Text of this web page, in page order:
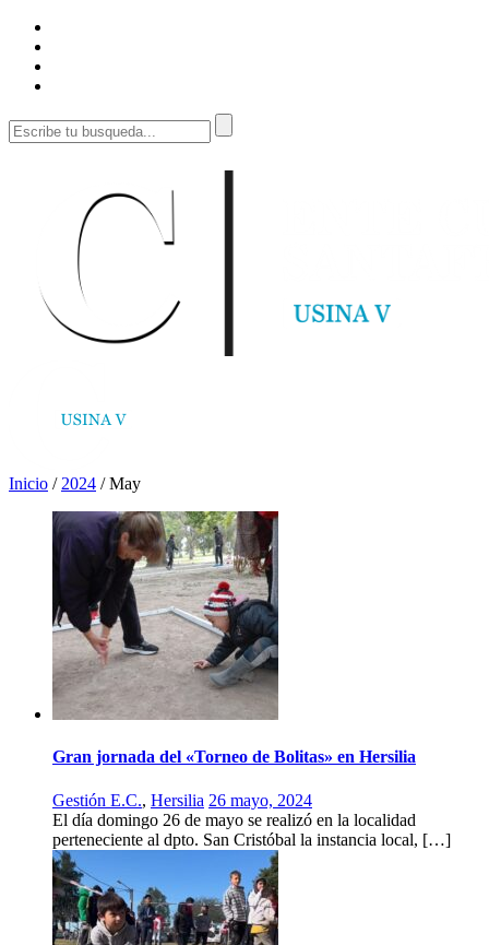
Inicio / 2024 /May
Gran jornada del «Torneo de Bolitas» en Hersilia
Gestión E.C., Hersilia 26 mayo, 2024
El día domingo 26 de mayo se realizó en la localidad
perteneciente al dpto. San Cristóbal la instancia local, […]